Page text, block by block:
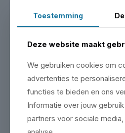
Bezoek onze showroom
Zeemanlaan 16 in IJsselstein.
Plan je bezoek
Toestemming
Deze website maakt
We gebruiken cookies om
advertenties te
functies te bieden en ons
Informatie over jouw
partners voor sociale